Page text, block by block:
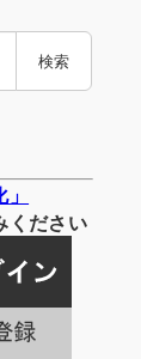
検索
ください